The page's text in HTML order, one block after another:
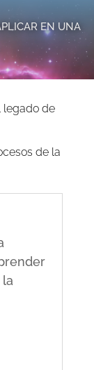
EN UNA
legado de
de la
la